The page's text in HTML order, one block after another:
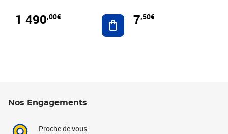
1 490,00€ Ajouter au panier
7,50€
Nos Engagements
Proche de vous